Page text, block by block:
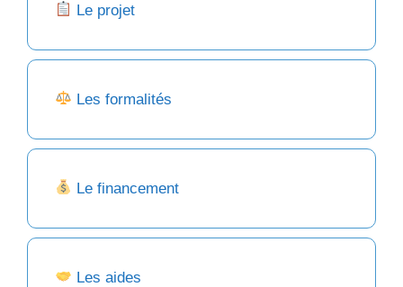
Le projet
Les formalités
Le financement
Les aides